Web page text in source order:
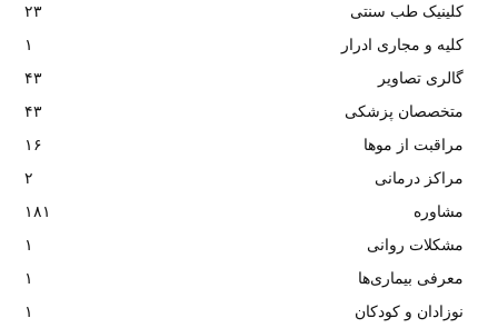
کلینیک طب سنتی
۲۳
کلیه و مجاری ادرار
۱
گالری تصاویر
۴۳
متخصصان پزشکی
۴۳
مراقبت از موها
۱۶
مراکز درمانی
۲
مشاوره
۱۸۱
مشکلات روانی
۱
معرفی بیماری‌ها
۱
نوزادان و کودکان
۱